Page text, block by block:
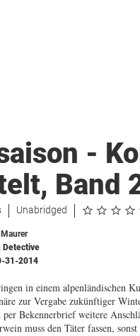
-
Band
Unabridged
Detective
31-2014
in einem alpenländischen
zur Vergabe zukünftiger
Bekennerbrief weitere
muss den Täter fassen,